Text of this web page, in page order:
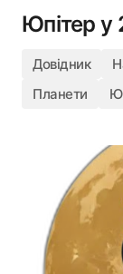
Юпітер у
Довідник
Планети